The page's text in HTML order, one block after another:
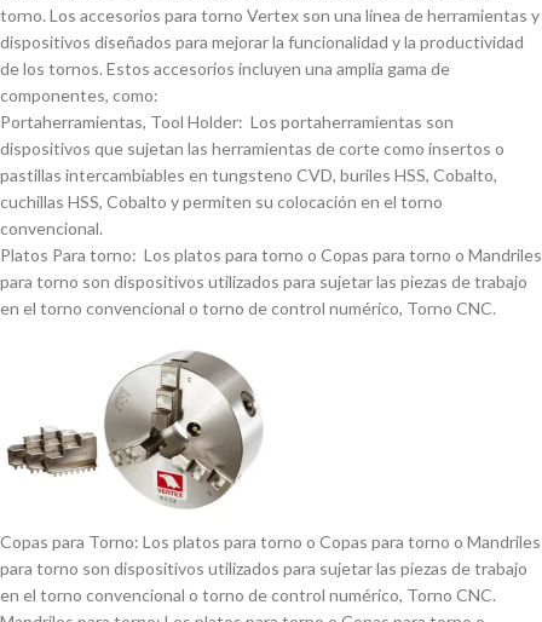
torno. Los accesorios para torno Vertex son una lí­nea de herramientas y
dispositivos diseñados para mejorar la funcionalidad y la productividad
de los tornos. Estos accesorios incluyen una amplia gama de
componentes, como:
Portaherramientas, Tool Holder: Los portaherramientas son
dispositivos que sujetan las herramientas de corte como insertos o
pastillas intercambiables en tungsteno CVD, buriles HSS, Cobalto,
cuchillas HSS, Cobalto y permiten su colocación en el torno
convencional.
Platos Para torno: Los platos para torno o Copas para torno o Mandriles
para torno son dispositivos utilizados para sujetar las piezas de trabajo
en el torno convencional o torno de control numérico, Torno CNC.
Copas para Torno: Los platos para torno o Copas para torno o Mandriles
para torno son dispositivos utilizados para sujetar las piezas de trabajo
en el torno convencional o torno de control numérico, Torno CNC.